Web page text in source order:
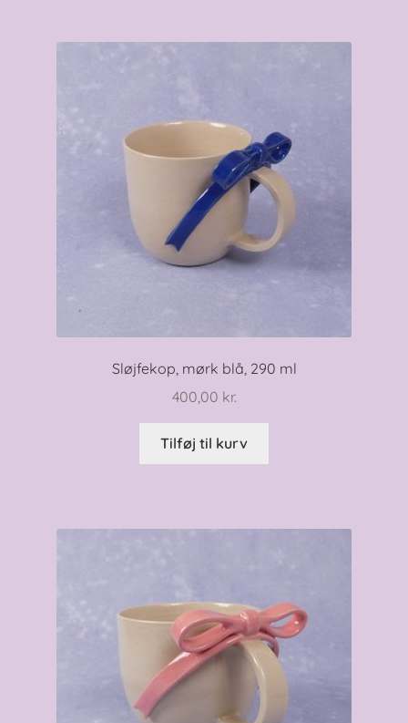
Sløjfekop, mørk blå, 290 ml
400,00 kr.
Tilføj til kurv